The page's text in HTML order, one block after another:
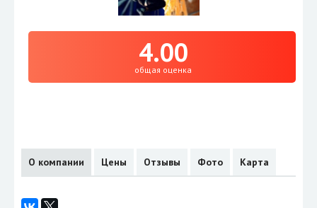
4.00
общая оценка
О компании Цены Отзывы Фото Карта